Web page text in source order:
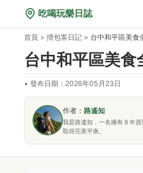
吃喝玩樂日誌
首頁 > 揹包客日記 > 台中和平區美食
台中和平區美
• 發布日期：2026年05月23日
作者： 路遙知
我是路遙知，一名擁有 8 年
取得完美平衡。